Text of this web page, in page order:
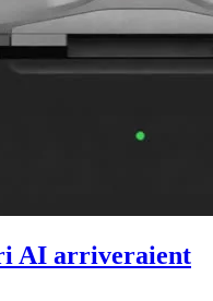
AI arriveraient